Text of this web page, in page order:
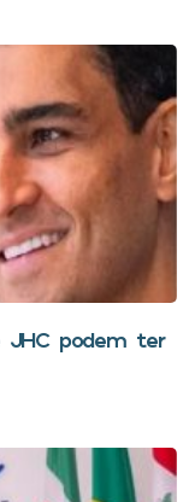
JHC podem ter